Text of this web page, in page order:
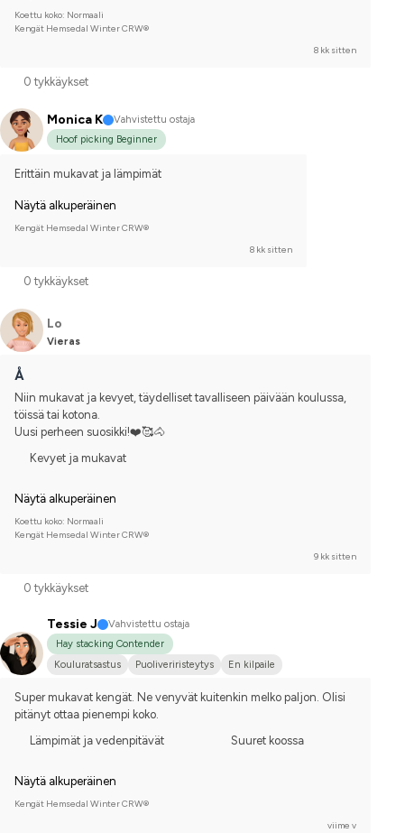
Koettu koko: Normaali
Kengät Hemsedal Winter CRW®
8 kk sitten
0 tykkäykset
Monica K
Vahvistettu ostaja
Hoof picking Beginner
Erittäin mukavat ja lämpimät
Näytä alkuperäinen
Kengät Hemsedal Winter CRW®
8 kk sitten
0 tykkäykset
Lo
Vieras
Å
Niin mukavat ja kevyet, täydelliset tavalliseen päivään koulussa,
töissä tai kotona.
Uusi perheen suosikki!❤️🥰🐴
Kevyet ja mukavat
Näytä alkuperäinen
Koettu koko: Normaali
Kengät Hemsedal Winter CRW®
9 kk sitten
0 tykkäykset
Tessie J
Vahvistettu ostaja
Hay stacking Contender
Kouluratsastus
Puoliveriristeytys En kilpaile
Super mukavat kengät. Ne venyvät kuitenkin melko paljon. Olisi
pitänyt ottaa pienempi koko.
Lämpimät ja vedenpitävät
Suuret koossa
Näytä alkuperäinen
Kengät Hemsedal Winter CRW®
viime v